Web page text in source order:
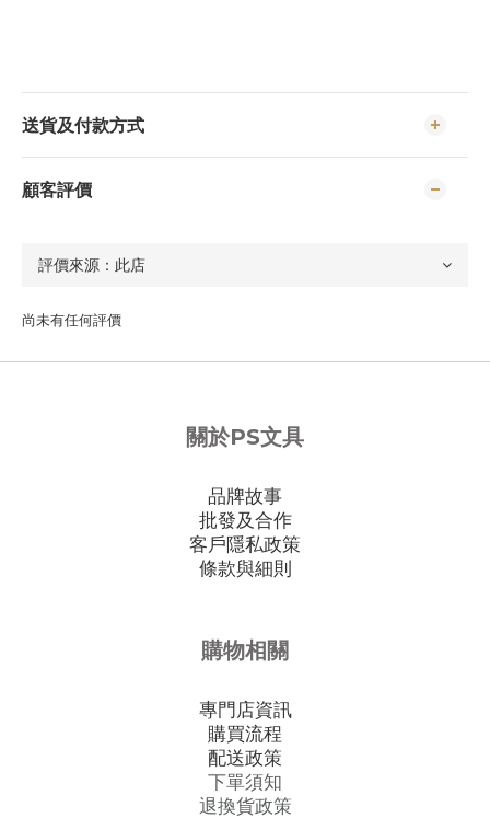
送貨及付款方式
顧客評價
尚未有任何評價
關於PS文具
品牌故事
批發及合作
客戶隱私政策
條款與細則
購物相關
專門店資訊
購買流程
配送政策
下單須知
退換貨政策